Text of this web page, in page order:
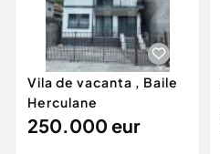
Vila de vacanta , Baile
Herculane
250.000 eur